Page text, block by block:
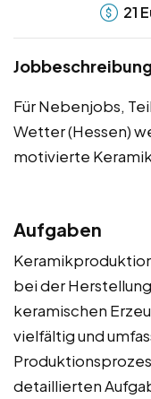
21
Jobbeschreibung
Für Nebenjobs,
Wetter (Hessen)
motivierte
Aufgaben
bei der
keramischen
vielfältig und
detaillierten